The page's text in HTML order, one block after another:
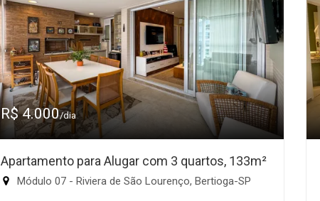
R$ 4.000/dia
Apartamento para Alugar com 3 quartos, 133m²
Módulo 07 - Riviera de São Lourenço, Bertioga-SP